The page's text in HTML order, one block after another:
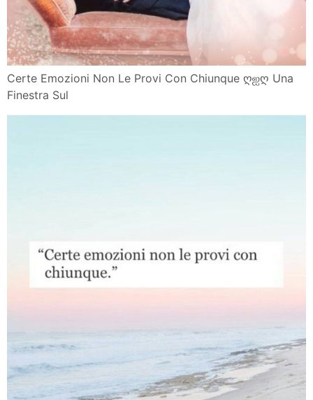
Certe Emozioni Non Le Provi Con Chiunque ღஐღ Una
Finestra Sul